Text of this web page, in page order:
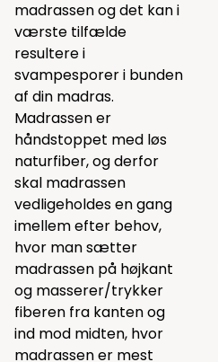
madrassen og det kan i
værste tilfælde
resultere i
svampesporer i bunden
af din madras.
Madrassen er
håndstoppet med løs
naturfiber, og derfor
skal madrassen
vedligeholdes en gang
imellem efter behov,
hvor man sætter
madrassen på højkant
og masserer/trykker
fiberen fra kanten og
ind mod midten, hvor
madrassen er mest